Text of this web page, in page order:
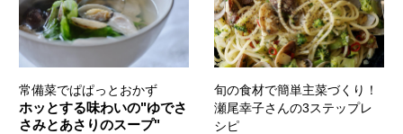
常備菜でぱぱっとおかず
ホッとする味わいの"ゆでさ
さみとあさりのスープ"
旬の食材で簡単主菜づくり！
瀬尾幸子さんの3ステップレ
シピ